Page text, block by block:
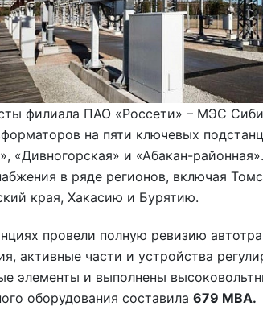
филиала ПАО «Россети» – МЭС
на пяти ключевых
«Дивногорская» и «Абакан-
в ряде регионов, включая
края, Хакасию и Бурятию.
провели полную ревизию
активные части и устройства
элементы и выполнены
оборудования составила 679 МВА.